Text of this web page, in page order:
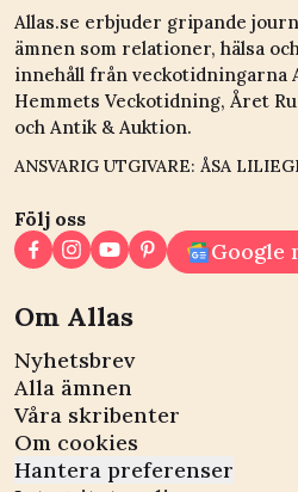
Allas.se erbjuder gripande
ämnen som relationer, hälsa
innehåll från veckotidningarna
Hemmets Veckotidning, Året
och Antik & Auktion.
ANSVARIG UTGIVARE: ÅSA
Följ oss
Google
Om Allas
Nyhetsbrev
Alla ämnen
Våra skribenter
Om cookies
Hantera preferenser